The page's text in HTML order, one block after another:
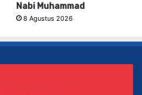
Nabi Muhammad
8 Agustus 2026